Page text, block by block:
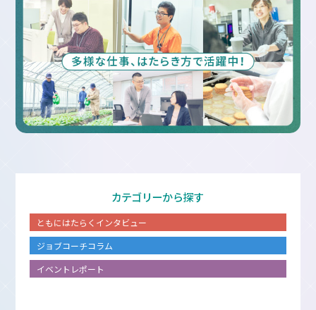
カテゴリーから探す
ともにはたらくインタビュー
ジョブコーチコラム
イベントレポート